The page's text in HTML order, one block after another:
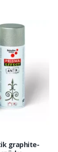
graphite-